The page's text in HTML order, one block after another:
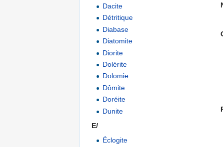
Dacite
Détritique
Diabase
Diatomite
Diorite
Dolérite
Dolomie
Dômite
Doréite
Dunite
E/
Éclogite